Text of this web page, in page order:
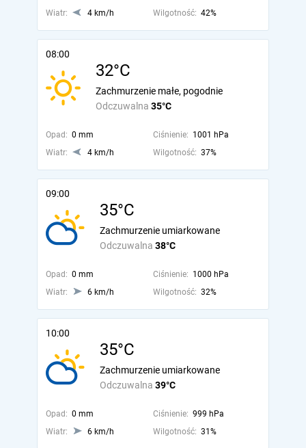
Wiatr: 4 km/h Wilgotność: 42%
08:00
32°C
Odczuwalna 35°C
Zachmurzenie małe, pogodnie
Opad: 0 mm Ciśnienie: 1001 hPa
Wiatr:
4 km/h Wilgotność: 37%
09:00
35°C
Odczuwalna 38°C
Zachmurzenie umiarkowane
Opad: 0 mm Ciśnienie: 1000 hPa
Wiatr:
6 km/h Wilgotność: 32%
10:00
35°C
Odczuwalna 39°C
Zachmurzenie umiarkowane
Opad: 0 mm Ciśnienie: 999 hPa
Wiatr:
6 km/h Wilgotność: 31%